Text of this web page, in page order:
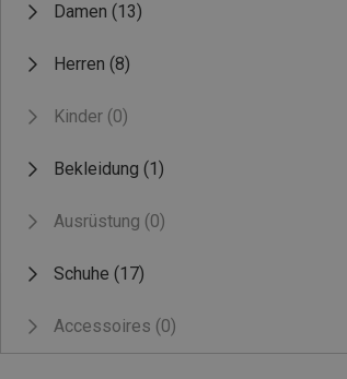
Damen (13)
Herren (8)
Kinder (0)
Bekleidung (1)
Ausrüstung (0)
Schuhe (17)
Accessoires (0)